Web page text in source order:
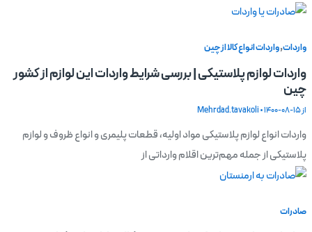
واردات,واردات انواع کالا از چین
واردات لوازم پلاستیکی | بررسی شرایط واردات این لوازم از کشور
چین
از Mehrdad.tavakoli•1400-08-15
واردات انواع لوازم پلاستیکی مواد اولیه، قطعات پلیمری و انواع ظروف و لوازم
پلاستیکی از جمله مهم‎‌‌ترین اقلام وارداتی از
صادرات